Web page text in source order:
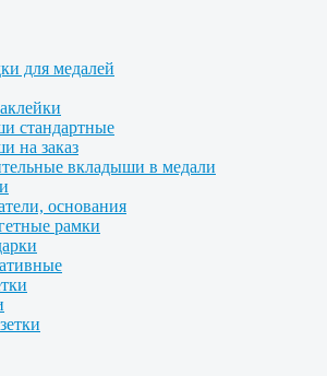
для медалей
стандартные
на заказ
вкладыши в медали
основания
рамки